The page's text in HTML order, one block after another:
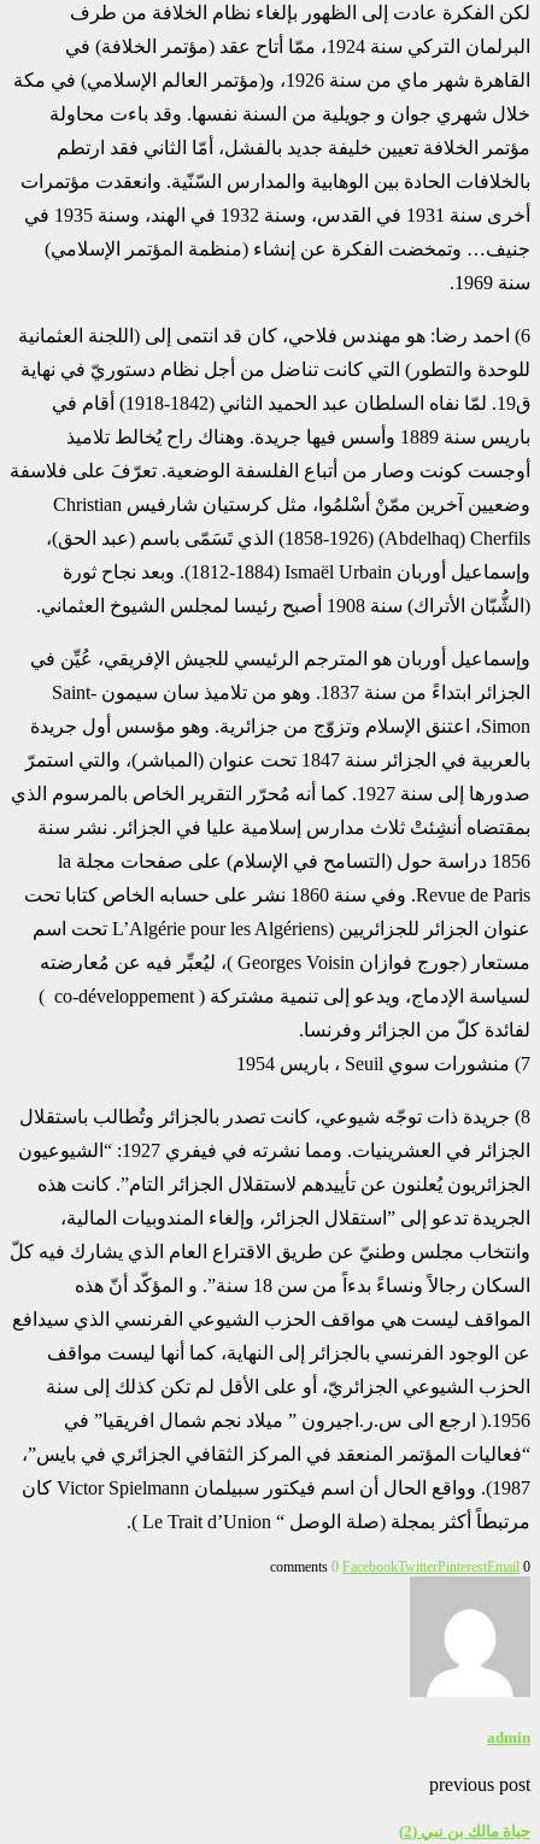
لكن الفكرة عادت إلى الظهور بإلغاء نظام الخلافة من طرف
البرلمان التركي سنة ‏‏1924، ممّا أتاح عقد (مؤتمر الخلافة) في
القاهرة شهر ماي من سنة 1926، و(مؤتمر العالم الإسلامي) في مكة
‏خلال شهري جوان و جويلية من السنة نفسها. وقد باءت محاولة
مؤتمر الخلافة تعيين خليفة جديد بالفشل، أمّا الثاني ‏فقد ارتطم
بالخلافات الحادة بين الوهابية والمدارس السّنّية. وانعقدت مؤتمرات
أخرى سنة 1931 في القدس، وسنة ‏‏1932 في الهند، وسنة 1935 في
جنيف… وتمخضت الفكرة عن إنشاء (منظمة المؤتمر الإسلامي)
سنة 1969.‏
‏6)‏ احمد رضا: هو مهندس فلاحي، كان قد انتمى إلى (اللجنة العثمانية
للوحدة والتطور) التي كانت تناضل من أجل ‏نظام دستوريّ في نهاية
ق19. لمّا نفاه السلطان عبد الحميد الثاني (1842-1918) أقام في
باريس سنة 1889 ‏وأسس فيها جريدة. وهناك راح يُخالط تلاميذ
أوجست كونت وصار من أتباع الفلسفة الوضعية. تعرّفَ على فلاسفة
‏وضعيين آخرين ممّنْ أسْلمُوا، مثل كرستيان شارفيس ‏Christian
(Abdelhaq) Cherfils‏ (1858-1926) الذي ‏تَسَمّى باسم (عبد الحق)،
وإسماعيل أوربان ‏Ismaël Urbain‏ (1812-1884). وبعد نجاح ثورة
(الشُّبّان الأتراك) ‏سنة 1908 أصبح رئيسا لمجلس الشيوخ العثماني.‏
وإسماعيل أوربان هو المترجم الرئيسي للجيش الإفريقي، عُيِّن في
الجزائر ابتداءً من سنة 1837. وهو من تلاميذ ‏سان سيمون ‏Saint-
Simon، اعتنق الإسلام وتزوّج من جزائرية. وهو مؤسس أول جريدة
بالعربية في الجزائر ‏سنة 1847 تحت عنوان (المباشر)، والتي استمرّ
صدورها إلى سنة 1927. كما أنه مُحرّر التقرير الخاص ‏بالمرسوم الذي
بمقتضاه أنشِئتْ ثلاث مدارس إسلامية عليا في الجزائر. نشر سنة
1856 دراسة حول (التسامح في ‏الإسلام) على صفحات مجلة ‏la
Revue de Paris‏. وفي سنة 1860 نشر على حسابه الخاص كتابا تحت
عنوان ‏الجزائر للجزائريين ‏L’Algérie pour les Algériens)‎‏ تحت اسم
مستعار (جورج فوازان ‏Georges Voisin‏ ‏‏)، ليُعبِّر فيه عن مُعارضته
لسياسة الإدماج، ويدعو إلى تنمية مشتركة ( ‏‎ co-développement‏ )
لفائدة كلّ من ‏الجزائر وفرنسا.‏
‏8)‏ جريدة ذات توجّه شيوعي، كانت تصدر بالجزائر وتُطالب باستقلال
الجزائر في العشرينيات. ومما نشرته في ‏فيفري 1927: “الشيوعيون
الجزائريون يُعلنون عن تأييدهم لاستقلال الجزائر التام”. كانت هذه
الجريدة تدعو إلى ‏‏”استقلال الجزائر، وإلغاء المندوبيات المالية،
وانتخاب مجلس وطنيّ عن طريق الاقتراع العام الذي يشارك فيه كلّ
‏السكان رجالاً ونساءً بدءاً من سن 18 سنة”. و المؤكّد أنّ هذه
المواقف ليست هي مواقف الحزب الشيوعي الفرنسي ‏الذي سيدافع
عن الوجود الفرنسي بالجزائر إلى النهاية، كما أنها ليست مواقف
الحزب الشيوعي الجزائريّ، أو على ‏الأقل لم تكن كذلك إلى سنة
1956.( ارجع الى س.ر.اجيرون ” ميلاد نجم شمال افريقيا” في
“فعاليات المؤتمر ‏المنعقد في المركز الثقافي الجزائري في بايس”،
1987). وواقع الحال أن اسم فيكتور سبيلمان ‏Victor ‎Spielmann‏ كان
مرتبطاً أكثر بمجلة (صلة الوصل “‏Le Trait d’Union ‎‏ ).‏
0 comments
0 FacebookTwitterPinterestEmail
admin
previous post
حياة مالك بن نبي (2)‏